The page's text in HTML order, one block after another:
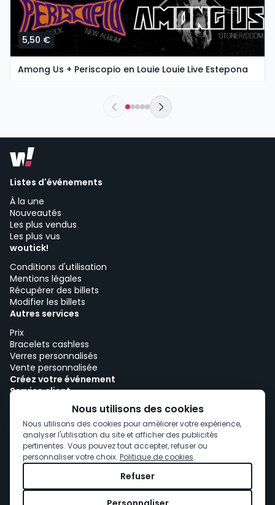
5,50 €
Among Us + Periscopio en Louie Louie Live Estepona
Listes d'événements
À la une
Nouveautés
Les plus vendus
Les plus vus
woutick!
Conditions d'utilisation
Mentions légales
Récupérer des billets
Modifier les billets
Autres services
Prix
Bracelets cashless
Verres personnalisés
Vente personnalisée
Créez votre événement
Service client
Travailler avec woutick!
Politique de cookies
Consentement aux cookies
Nous utilisons des cookies
Nous utilisons des cookies pour améliorer votre expérience,
analyser l'utilisation du site et afficher des publicités
pertinentes. Vous pouvez tout accepter, refuser ou
personnaliser votre choix. Politique de cookies.
Refuser